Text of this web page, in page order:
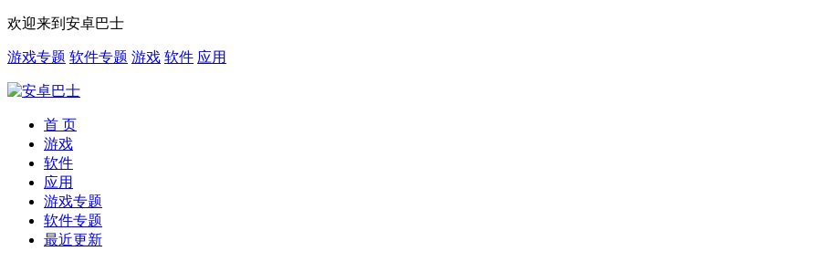
欢迎来到安卓巴士
游戏专题 软件专题 游戏 软件 应用
首 页
游戏
软件
应用
游戏专题
软件专题
最近更新